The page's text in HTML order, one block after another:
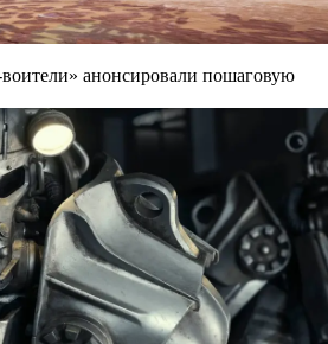
анонсировали пошаговую